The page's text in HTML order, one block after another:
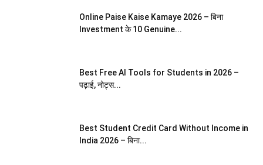
Online Paise Kaise Kamaye 2026 – बिना
Investment के 10 Genuine...
Best Free AI Tools for Students in 2026 –
पढ़ाई, नोट्स...
Best Student Credit Card Without Income in
India 2026 – बिना...